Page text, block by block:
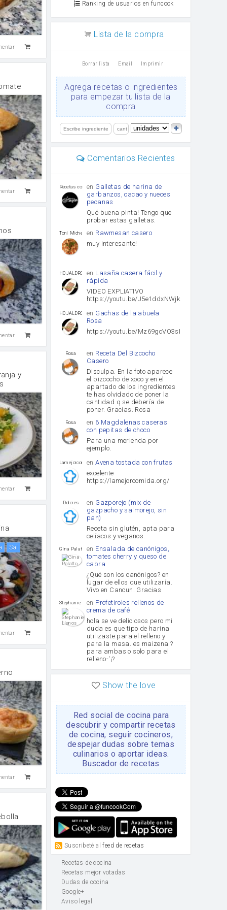
y
sal
Ranking de usuarios en funcook
Lista de la compra
Borrar lista Email Imprimir
Agrega recetas o ingredientes
para empezar tu lista de la
compra
Comentarios Recientes
Recetas con sazon
en Galletas de harina de
garbanzos, cacao y nueces
pecanas
Qué buena pinta! Tengo que
probar estas galletas.
Toni Michel Caubet
en Rawmesan casero
muy interesante!
HOJALDROSA TV
en Lasaña casera fácil y
rápida
VIDEO EXPLIATIVO
https://youtu.be/J5e1ddxNWjk
HOJALDROSA TV
en Gachas de la abuela
Rosa
https://youtu.be/Mz69gcVO3sI
Rosa en Receta Del Bizcocho
Casero
Disculpa. En la foto aparece
el bizcocho de xoco y en el
apartado de los ingredientes
te has olvidado de poner la
cantidad q se debería de
poner. Gracias. Rosa
Rosa en 6 Magdalenas caseras
con pepitas de choco
Para una merienda por
ejemplo.
lamejorcomida
enAvena tostada con frutas
excelente
https://lamejorcomida.org/
Dolores en Gazporejo (mix de
gazpacho y salmorejo, sin
pan)
Receta sin glutén, apta para
celíacos y veganos.
Gina Palatto en Ensalada de canónigos,
tomates cherry y queso de
cabra
¿Qué son los canónigos? en
lugar de ellos que utilizaría.
Vivo en Cancun. Gracias
Stephanie Llanos
en Profetiroles rellenos de
crema de café
hola se ve deliciosos pero mi
duda es que tipo de harina
utilizaste para el relleno y
para la masa. es maizena ?
para ambas o solo para el
relleno-'¡?
Show the love
Red social de cocina para
descubrir y compartir recetas
de cocina, seguir cocineros,
despejar dudas sobre temas
culinarios o aportar ideas.
Buscador de recetas
Suscribeté alfeed de recetas
Recetas de cocina
Recetas mejor votadas
Dudas de cocina
Google+
Aviso legal